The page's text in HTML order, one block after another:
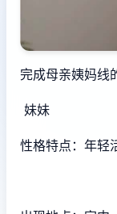
完成母亲姨妈线
妹妹
性格特点：年轻